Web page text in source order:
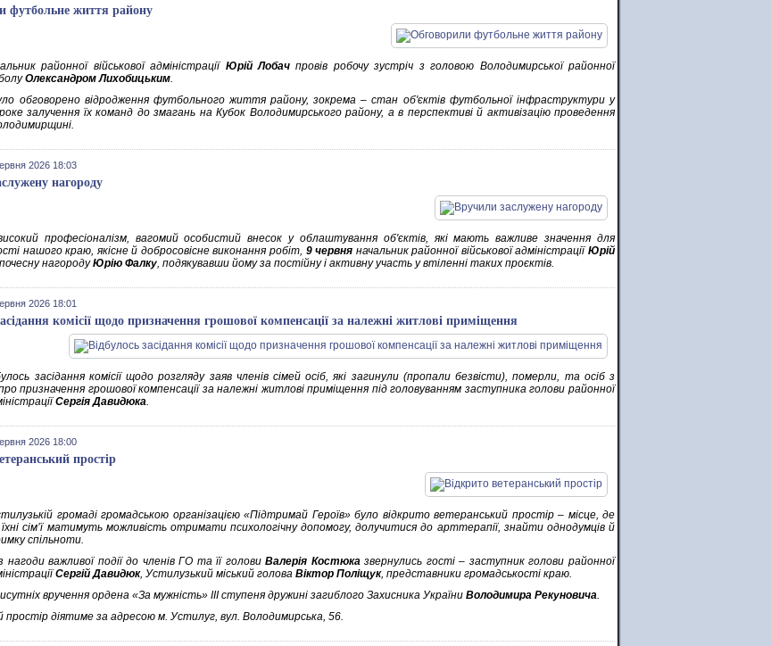
футбольне життя району
районної військової адміністрації Юрій Лобач провів робочу зустріч з головою Володимирської районної
Олександром Лихобицьким.
обговорено відродження футбольного життя району, зокрема – стан об'єктів футбольної інфраструктури у
залучення їх команд до змагань на Кубок Володимирського району, а в перспективі й активізацію проведення
2026 18:03
нагороду
професіоналізм, вагомий особистий внесок у облаштування об'єктів, які мають важливе значення для
нашого краю, якісне й добросовісне виконання робіт, 9 червня начальник районної військової адміністраціїЮрій
нагородуЮрію Фалку, подякувавши йому за постійну і активну участь у втіленні таких проєктів.
2026 18:01
комісії щодо призначення грошової компенсації за належні житлові приміщення
засідання комісії щодо розгляду заяв членів сімей осіб, які загинули (пропали безвісти), померли, та осіб з
призначення грошової компенсації за належні житлові приміщення під головуванням заступника голови районної
Сергія Давидюка.
2026 18:00
простір
громаді громадською організацією «Підтримай Героїв» було відкрито ветеранський простір – місце, де
сім’ї матимуть можливість отримати психологічну допомогу, долучитися до арттерапії, знайти однодумців й
спільноти.
нагоди важливої події до членів ГО та її головиВалерія Костюказвернулись гості – заступник голови районної
Сергій Давидюк, Устилузький міський голова Віктор Поліщук, представники громадськості краю.
вручення ордена «За мужність» ІІІ ступеня дружині загиблого Захисника України Володимира Рекуновича.
простір діятиме за адресою м. Устилуг, вул. Володимирська, 56.